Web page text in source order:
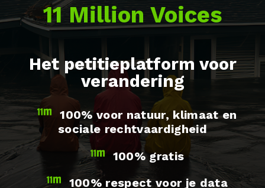
11 Million Voices
Het petitieplatform voor
verandering
100% voor natuur, klimaat en
sociale rechtvaardigheid
100% gratis
100% respect voor je data